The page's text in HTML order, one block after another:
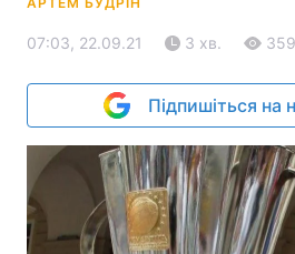
07:03, 22.09.21 3 хв.
Підпишіться на